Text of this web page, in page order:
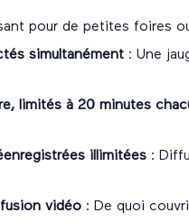
pour de petites foires
simultanément : Une
limités à 20 minutes
illimitées :
vidéo : De quoi